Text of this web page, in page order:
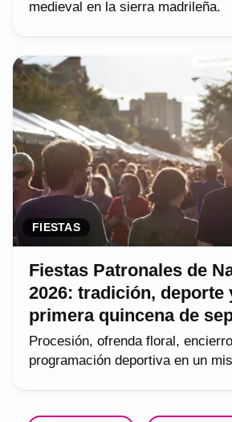
medieval en la sierra madrileña.
FIESTAS
Fiestas Patronales de
2026: tradición, deporte
primera quincena de
Procesión, ofrenda floral,
programación deportiva en un